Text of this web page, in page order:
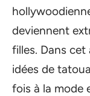
deviennent
filles. Dans cet
idées de
fois à la mode